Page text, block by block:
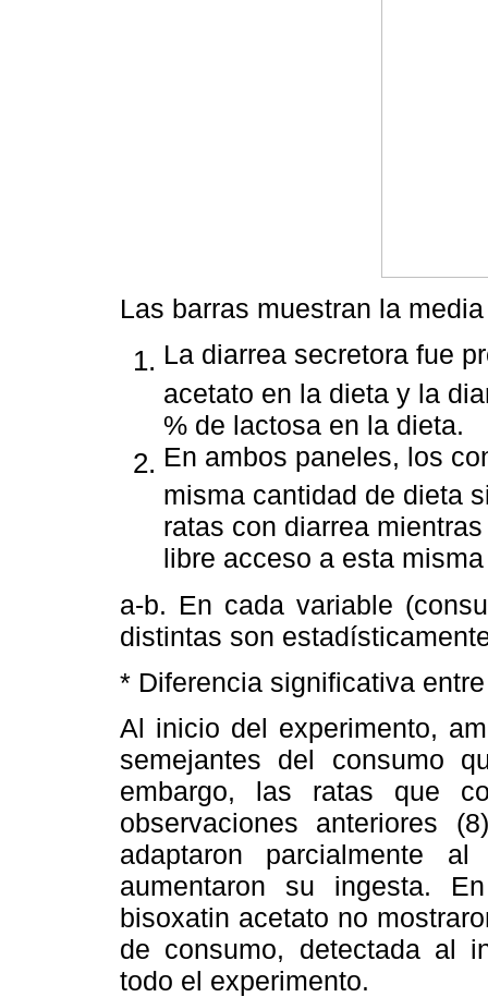
Las barras muestran la
La diarrea secretora fue
acetato en la dieta y la
% de lactosa en la dieta.
En ambos paneles, los
misma cantidad de dieta
ratas con diarrea
libre acceso a esta
a-b. En cada variable
distintas son
* Diferencia significativa
Al inicio del experimento,
semejantes del consumo
embargo, las ratas que
observaciones anteriores
adaptaron parcialmente
aumentaron su ingesta.
bisoxatin acetato no
de consumo, detectada al
todo el experimento.